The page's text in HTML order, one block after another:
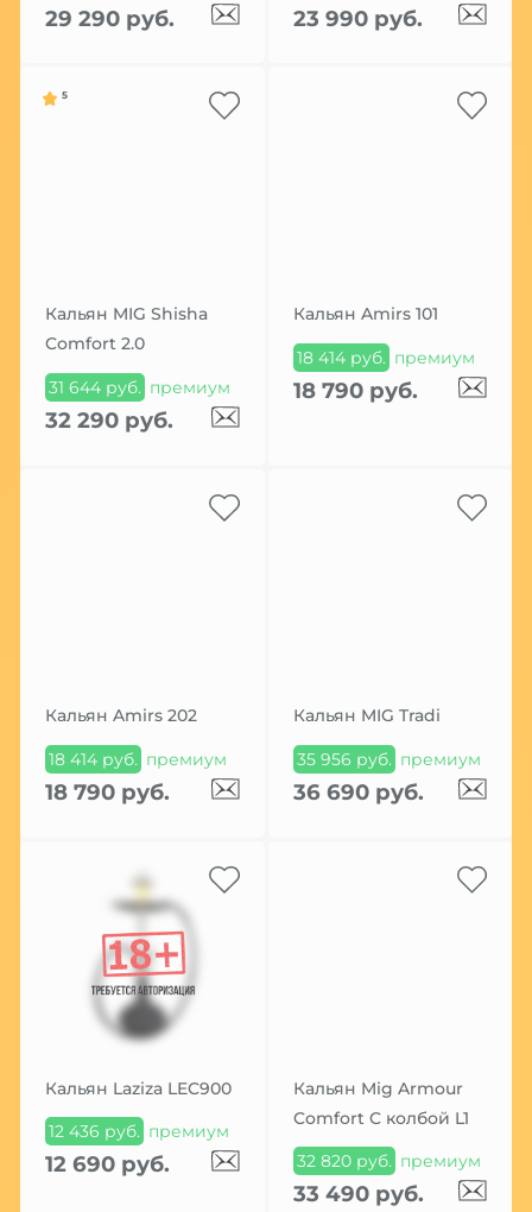
29 290 руб. 23 990 руб.
5
Кальян MIG Shisha
Comfort 2.0
31 644 руб. премиум
32 290 руб.
Кальян Amirs 101
18 414 руб. премиум
18 790 руб.
Кальян Amirs 202
18 414 руб. премиум
18 790 руб.
Кальян MIG Tradi
35 956 руб. премиум
36 690 руб.
Кальян Laziza LEC900
12 436 руб. премиум
12 690 руб.
Кальян Mig Armour
Comfort C колбой L1
32 820 руб. премиум
33 490 руб.